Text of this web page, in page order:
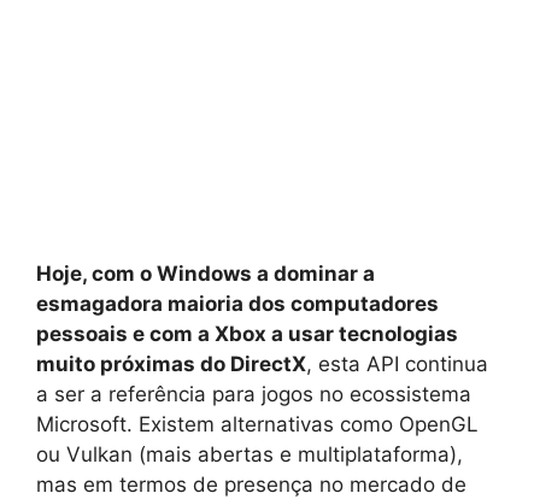
Hoje, com o Windows a dominar a
esmagadora maioria dos computadores
pessoais e com a Xbox a usar tecnologias
muito próximas do DirectX, esta API continua
a ser a referência para jogos no ecossistema
Microsoft. Existem alternativas como OpenGL
ou Vulkan (mais abertas e multiplataforma),
mas em termos de presença no mercado de